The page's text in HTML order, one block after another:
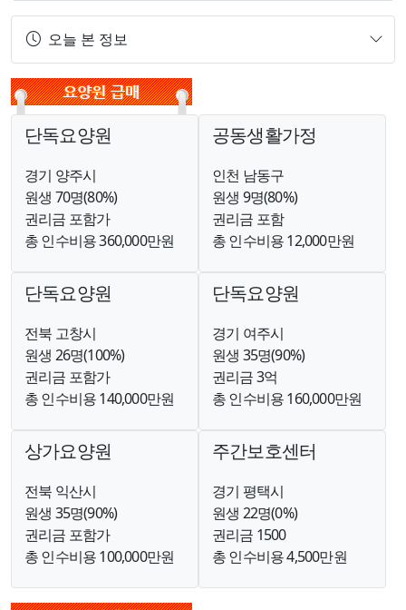
오늘 본 정보
단독요양원
경기 양주시
원생 70명(80%)
권리금 포함가
총 인수비용 360,000만원
공동생활가정
인천 남동구
원생 9명(80%)
권리금 포함
총 인수비용 12,000만원
단독요양원
전북 고창시
원생 26명(100%)
권리금 포함가
총 인수비용 140,000만원
단독요양원
경기 여주시
원생 35명(90%)
권리금 3억
총 인수비용 160,000만원
상가요양원
전북 익산시
원생 35명(90%)
권리금 포함가
총 인수비용 100,000만원
주간보호센터
경기 평택시
원생 22명(0%)
권리금 1500
총 인수비용 4,500만원